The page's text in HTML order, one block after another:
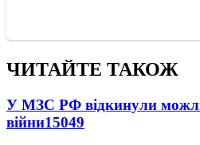
ЧИТАЙТЕ ТАКОЖ
У МЗС РФ відкинули
війни15049